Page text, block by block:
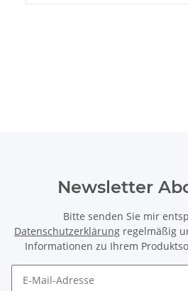
Newsletter
Bitte senden Sie mir
Datenschutzerklärung regelmäßig
Informationen zu Ihrem